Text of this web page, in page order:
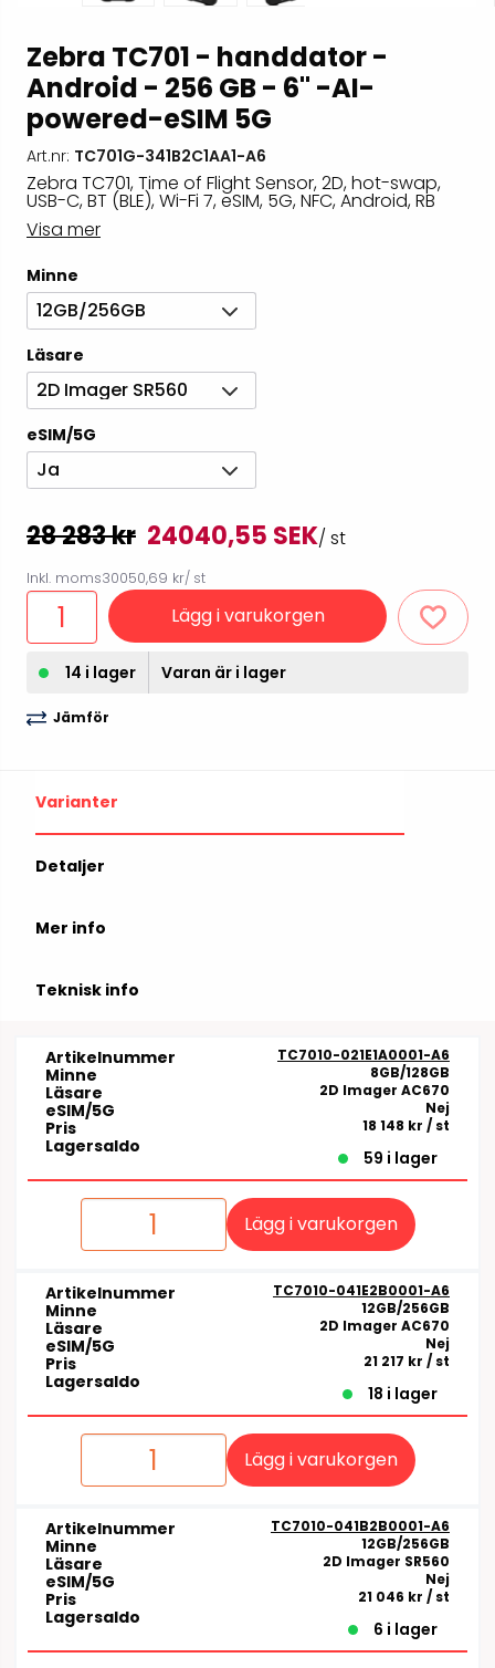
Zebra TC701 - handdator -
Android - 256 GB - 6" -AI-
powered-eSIM 5G
Art.nr: TC701G-341B2C1AA1-A6
Zebra TC701, Time of Flight Sensor, 2D, hot-swap,
USB-C, BT (BLE), Wi-Fi 7, eSIM, 5G, NFC, Android, RB
Visa mer
Minne
12GB/256GB
Läsare
2D Imager SR560
eSIM/5G
Ja
28 283 kr 24040,55 SEK/ st
Inkl. moms30050,69 kr/ st
Lägg i varukorgen
14 i lager Varan är i lager
Jämför
Varianter
Detaljer
Mer info
Teknisk info
Artikelnummer TC7010-021E1A0001-A6
Minne 8GB/128GB
Läsare 2D Imager AC670
eSIM/5G Nej
Pris 18 148 kr / st
Lagersaldo
59 i lager
Lägg i varukorgen
Artikelnummer TC7010-041E2B0001-A6
Minne 12GB/256GB
Läsare 2D Imager AC670
eSIM/5G Nej
Pris 21 217 kr / st
Lagersaldo
18 i lager
Lägg i varukorgen
Artikelnummer TC7010-041B2B0001-A6
Minne 12GB/256GB
Läsare 2D Imager SR560
eSIM/5G Nej
Pris 21 046 kr / st
Lagersaldo
6 i lager